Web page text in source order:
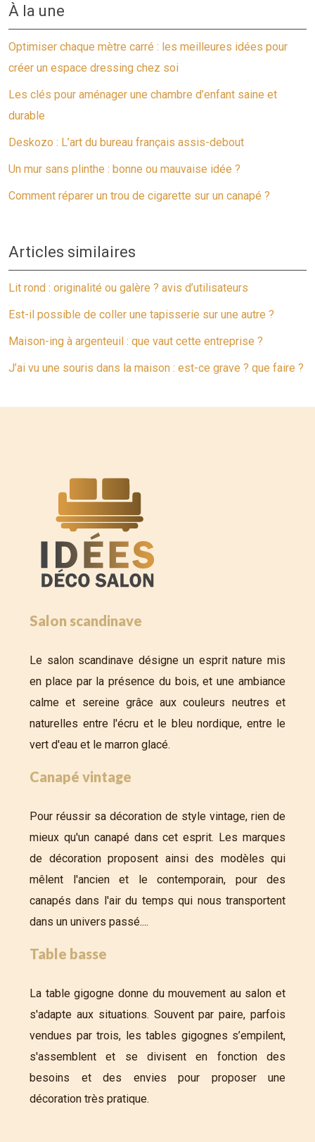
À la une
Optimiser chaque mètre carré : les meilleures idées pour
créer un espace dressing chez soi
Les clés pour aménager une chambre d’enfant saine et
durable
Deskozo : L’art du bureau français assis-debout
Un mur sans plinthe : bonne ou mauvaise idée ?
Comment réparer un trou de cigarette sur un canapé ?
Articles similaires
Lit rond : originalité ou galère ? avis d’utilisateurs
Est-il possible de coller une tapisserie sur une autre ?
Maison-ing à argenteuil : que vaut cette entreprise ?
J’ai vu une souris dans la maison : est-ce grave ? que faire ?
Salon scandinave
Le salon scandinave désigne un esprit nature mis
en place par la présence du bois, et une ambiance
calme et sereine grâce aux couleurs neutres et
naturelles entre l'écru et le bleu nordique, entre le
vert d'eau et le marron glacé.
Canapé vintage
Pour réussir sa décoration de style vintage, rien de
mieux qu'un canapé dans cet esprit. Les marques
de décoration proposent ainsi des modèles qui
mêlent l'ancien et le contemporain, pour des
canapés dans l'air du temps qui nous transportent
dans un univers passé....
Table basse
La table gigogne donne du mouvement au salon et
s'adapte aux situations. Souvent par paire, parfois
vendues par trois, les tables gigognes s’empilent,
s'assemblent et se divisent en fonction des
besoins et des envies pour proposer une
décoration très pratique.